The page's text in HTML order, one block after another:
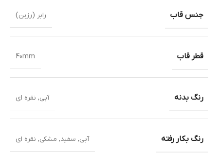
جنس قاب رابر (رزین)
قطر قاب 40mm
رنگ بدنه آبی, نقره ای
رنگ بکار رفته آبی, سفید, مشکی, نقره ای